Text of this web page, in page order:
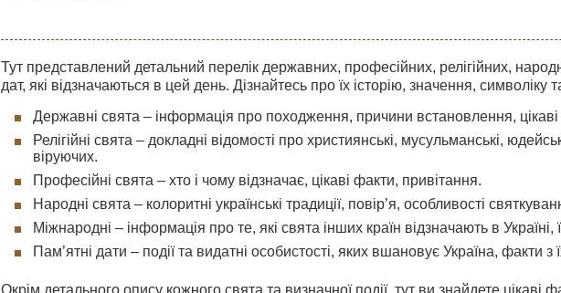
Тут представлений детальний перелік державних, професійних, релігійних,
дат, які відзначаються в цей день. Дізнайтесь про їх історію, значення, символіку
Державні свята – інформація про походження, причини встановлення, цікаві
Релігійні свята – докладні відомості про християнські, мусульманські,
віруючих.
Професійні свята – хто і чому відзначає, цікаві факти, привітання.
Народні свята – колоритні українські традиції, повір’я, особливості
Міжнародні – інформація про те, які свята інших країн відзначають в Україні,
Пам’ятні дати – події та видатні особистості, яких вшановує Україна, факти з
Окрім детального опису кожного свята та визначної події, тут ви знайдете цікаві